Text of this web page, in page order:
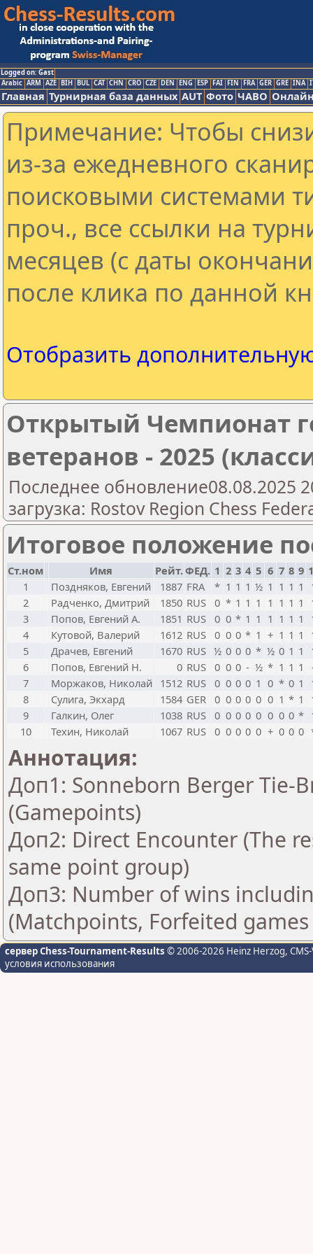
Logged on: Gast
Arabic ARM AZE BIH BUL CAT CHN CRO CZE DEN ENG ESP FAI FIN FRA GER GRE INA
Главная Турнирная база данных AUT Фото ЧАВО
Примечание: Чтобы
из-за ежедневного
поисковыми системами
проч., все ссылки на
месяцев (с даты
после клика по данной
Отобразить
Открытый Чемпионат
ветеранов - 2025
Последнее обновление08.08.2025
загрузка: Rostov Region Chess
Итоговое положение
Ст.ном Имя Рейт.ФЕД. 1 2 3 4 5 6 7 8 9
1
Поздняков, Евгений 1887 FRA * 1 1 1 ½ 1 1 1 1
2
Радченко, Дмитрий 1850 RUS 0 * 1 1 1 1 1 1 1
3
Попов, Евгений А. 1851 RUS 0 0 * 1 1 1 1 1 1
4
Кутовой, Валерий 1612 RUS 0 0 0 * 1 + 1 1 1
5
Драчев, Евгений 1670 RUS ½ 0 0 0 * ½ 0 1 1
6
Попов, Евгений Н. 0 RUS 0 0 0 - ½ * 1 1 1
7
Моржаков, Николай 1512 RUS 0 0 0 0 1 0 * 0 1
8
Сулига, Экхард 1584 GER 0 0 0 0 0 0 1 * 1
9
Галкин, Олег 1038 RUS 0 0 0 0 0 0 0 0 *
10
Техин, Николай 1067 RUS 0 0 0 0 0 + 0 0 0
Аннотация:
Доп1: Sonneborn Berger Tie-
(Gamepoints)
Доп2: Direct Encounter (The
same point group)
Доп3: Number of wins
(Matchpoints, Forfeited
сервер Chess-Tournament-Results © 2006-2026 Heinz Herzog,
условия использования